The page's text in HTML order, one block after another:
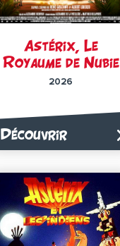
Astérix, Le
Royaume de Nubie
2026
Découvrir